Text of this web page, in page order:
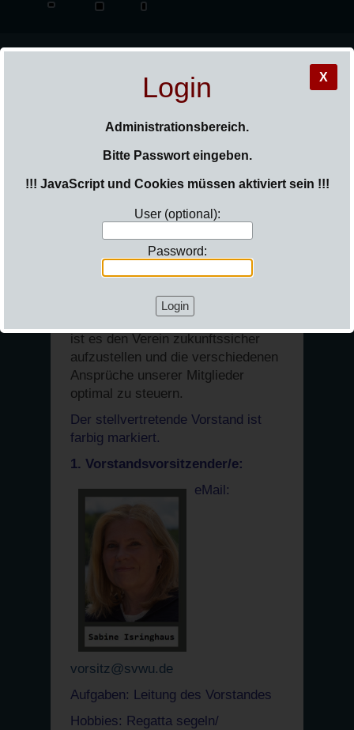
_Sail
Sie sind hier: Login
X
Login
Administrationsbereich.
Bitte Passwort eingeben.
!!! JavaScript und Cookies müssen aktiviert sein !!!
User (optional):
Password:
Vorstand
Der Vorstand besteht insgesamt zur
Zeit aus 18 Mitgliedern. Unser Ziel
ist es den Verein zukunftssicher
aufzustellen und die verschiedenen
Ansprüche unserer Mitglieder
optimal zu steuern.
Der stellvertretende Vorstand ist
farbig markiert.
1. Vorstandsvorsitzender/e:
eMail:
vorsitz@svwu.de
Aufgaben: Leitung des Vorstandes
Hobbies: Regatta segeln/